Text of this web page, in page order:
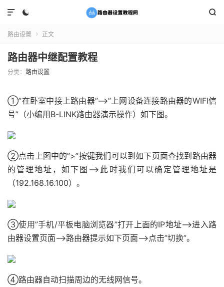
 

路由设置  正文
路由器中继配置教程
分类： 路由设置
①”在卧室中接上路由器”——>”上网设备连接路由器的WIFI信
号”（小编用B-LINK路由器演示操作）如下图。
②点击上图中的”>”按键我们可以到如下页面查找到路由器
的管理地址，如下图——>此时我们可以确定管理地址是
（192.168.16.100）。
③使用”手机/平板电脑浏览器”打开上面的IP地址——>进入路
由器设置页面——>路由器提示如下页面——>点击”切换”。
④路由器自动扫描周边的无线网信号。